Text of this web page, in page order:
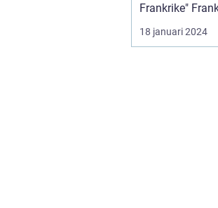
Frankrike" Frankrike
är ett land som
lockar besök...
18 januari 2024